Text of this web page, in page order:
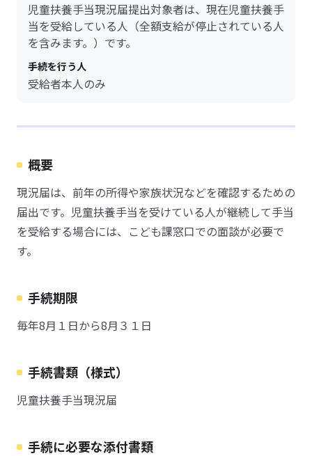
児童扶養手当現況届提出対象者は、現在児童扶養手
当を受給している人（全額支給が停止されている人
を含みます。）です。
手続を行う人
受給者本人のみ
概要
現況届は、前年の所得や家族状況などを確認するための
届出です。児童扶養手当を受けている人が継続して手当
を受給する場合には、こども課窓口での面談が必要で
す。
手続期限
毎年8月１日から8月３１日
手続書類（様式）
児童扶養手当現況届
手続に必要な添付書類